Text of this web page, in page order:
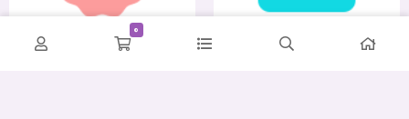
کمترین قیمت ضمانت اصالت و سلامت 0